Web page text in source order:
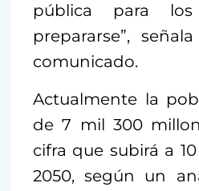
pública para
prepararse”,
comunicado.
Actualmente la
de 7 mil 300
cifra que subirá a
2050, según un